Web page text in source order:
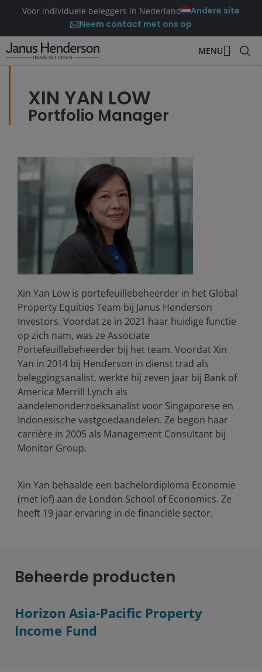
Voor individuele beleggers in Nederland
Andere site
Neem contact met ons op
MENU
XIN YAN LOW
Portfolio Manager
Xin Yan Low is portefeuillebeheerder in het Global
Property Equities Team bij Janus Henderson
Investors. Voordat ze in 2021 haar huidige functie
op zich nam, was ze Associate
Portefeuillebeheerder bij het team. Voordat Xin
Yan in 2014 bij Henderson in dienst trad als
beleggingsanalist, werkte hij zeven jaar bij Bank of
America Merrill Lynch als
aandelenonderzoeksanalist voor Singaporese en
Indonesische vastgoedaandelen. Ze begon haar
carrière in 2005 als Management Consultant bij
Monitor Group.
Xin Yan behaalde een bachelordiploma Economie
(met lof) aan de London School of Economics. Ze
heeft 19 jaar ervaring in de financiële sector.
Beheerde producten
Horizon Asia-Pacific Property
Income Fund